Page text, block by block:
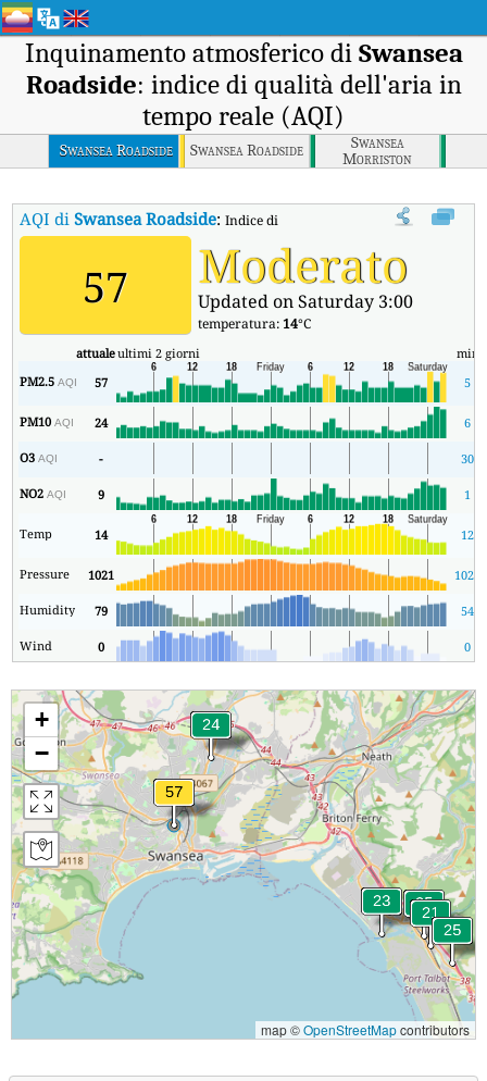
Inquinamento atmosferico di Swansea
Roadside: indice di qualità dell'aria in
tempo reale (AQI)
Swansea Roadside Swansea Roadside
Swansea
Morriston
Roadside
AQI diSwansea Roadside:Indice di qualità dell'aria in tempo reale
57 Moderato
Updated on Saturday 3:00
temperatura: 14°C
attualeultimi 2 giorni min
PM2.5AQI 57 5
PM10AQI 24 6
O3AQI - 30
NO2AQI 9 1
Temp 14 12
Pressure 1021 1020
Humidity 79 54
Wind 0 0
+
−
map ©OpenStreetMapcontributors